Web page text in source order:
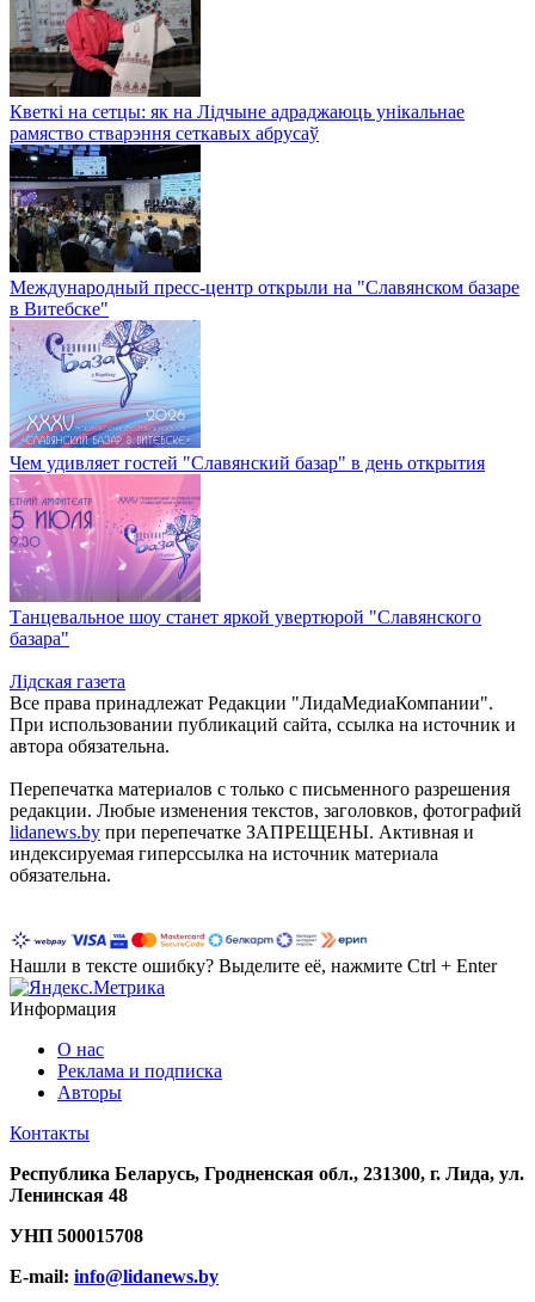
Кветкі на сетцы: як на Лідчыне адраджаюць унікальнае
рамяство стварэння сеткавых абрусаў
Международный пресс-центр открыли на "Славянском базаре
в Витебске"
Чем удивляет гостей "Славянский базар" в день открытия
Танцевальное шоу станет яркой увертюрой "Славянского
базара"
Лiдская газета
Все права принадлежат Редакции "ЛидаМедиаКомпании".
При использовании публикаций сайта, ссылка на источник и
автора обязательна.
Перепечатка материалов c только с письменного разрешения
редакции. Любые изменения текстов, заголовков, фотографий
lidanews.by при перепечатке ЗАПРЕЩЕНЫ. Активная и
индексируемая гиперссылка на источник материала
обязательна.
Нашли в тексте ошибку? Выделите её, нажмите Ctrl + Enter
Информация
О нас
Реклама и подписка
Авторы
Контакты
Республика Беларусь, Гродненская обл., 231300, г. Лида, ул.
Ленинская 48
УНП 500015708
E-mail: info@lidanews.by